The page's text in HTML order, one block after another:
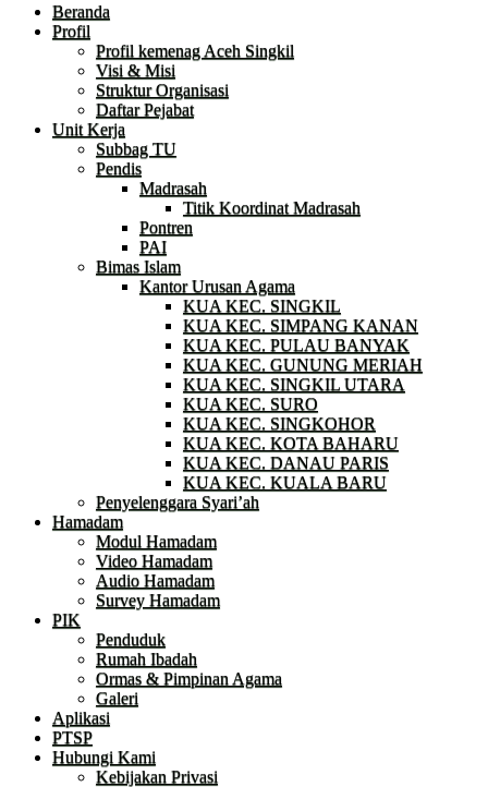
Beranda
Profil
Profil kemenag Aceh Singkil
Visi & Misi
Struktur Organisasi
Daftar Pejabat
Unit Kerja
Subbag TU
Pendis
Madrasah
Titik Koordinat Madrasah
Pontren
PAI
Bimas Islam
Kantor Urusan Agama
KUA KEC. SINGKIL
KUA KEC. SIMPANG KANAN
KUA KEC. PULAU BANYAK
KUA KEC. GUNUNG MERIAH
KUA KEC. SINGKIL UTARA
KUA KEC. SURO
KUA KEC. SINGKOHOR
KUA KEC. KOTA BAHARU
KUA KEC. DANAU PARIS
KUA KEC. KUALA BARU
Penyelenggara Syari’ah
Hamadam
Modul Hamadam
Video Hamadam
Audio Hamadam
Survey Hamadam
PIK
Penduduk
Rumah Ibadah
Ormas & Pimpinan Agama
Galeri
Aplikasi
PTSP
Hubungi Kami
Kebijakan Privasi